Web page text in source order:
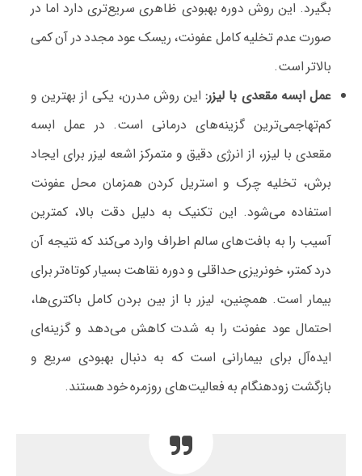
بگیرد. این روش دوره بهبودی ظاهری سریع‌تری دارد اما در
صورت عدم تخلیه کامل عفونت، ریسک عود مجدد در آن کمی
بالاتر است.
عمل ابسه مقعدی با لیزر:این روش مدرن، یکی از بهترین و
کم‌تهاجمی‌ترین گزینه‌های درمانی است. در عمل ابسه
مقعدی با لیزر، از انرژی دقیق و متمرکز اشعه لیزر برای ایجاد
برش، تخلیه چرک و استریل کردن همزمان محل عفونت
استفاده می‌شود. این تکنیک به دلیل دقت بالا، کمترین
آسیب را به بافت‌های سالم اطراف وارد می‌کند که نتیجه آن
درد کمتر، خونریزی حداقلی و دوره نقاهت بسیار کوتاه‌تر برای
بیمار است. همچنین، لیزر با از بین بردن کامل باکتری‌ها،
احتمال عود عفونت را به شدت کاهش می‌دهد و گزینه‌ای
ایده‌آل برای بیمارانی است که به دنبال بهبودی سریع و
بازگشت زودهنگام به فعالیت‌های روزمره خود هستند.